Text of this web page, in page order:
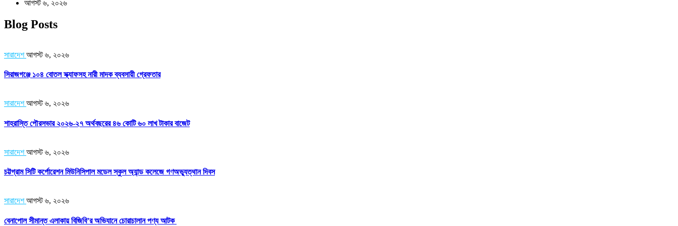
আগস্ট ৬, ২০২৬
Blog Posts
সারাদেশ আগস্ট ৬, ২০২৬
সিরাজগঞ্জে ১০৪ বোতল স্ক্যাফসহ নারী মাদক ব্যবসায়ী গ্রেফতার
সারাদেশ আগস্ট ৬, ২০২৬
শাহরাস্তি পৌরসভার ২০২৬-২৭ অর্থবছরের ৪৬ কোটি ৬০ লাখ টাকার বাজেট
সারাদেশ আগস্ট ৬, ২০২৬
চট্টগ্রাম সিটি কর্পোরেশন মিউনিসিপাল মডেল স্কুল অ্যান্ড কলেজে গণঅভ্যুত্থান দিবস
সারাদেশ আগস্ট ৬, ২০২৬
বেনাপোল সীমান্ত এলাকায় বিজিবি’র অভিযানে চোরাচালান পণ্য আটক